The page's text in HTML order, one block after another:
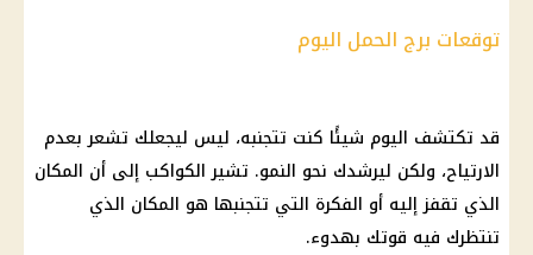
توقعات برج الحمل اليوم
قد تكتشف اليوم شيئًا كنت تتجنبه، ليس ليجعلك تشعر بعدم
الارتياح، ولكن ليرشدك نحو النمو. تشير الكواكب إلى أن المكان
الذي تقفز إليه أو الفكرة التي تتجنبها هو المكان الذي
تنتظرك فيه قوتك بهدوء.